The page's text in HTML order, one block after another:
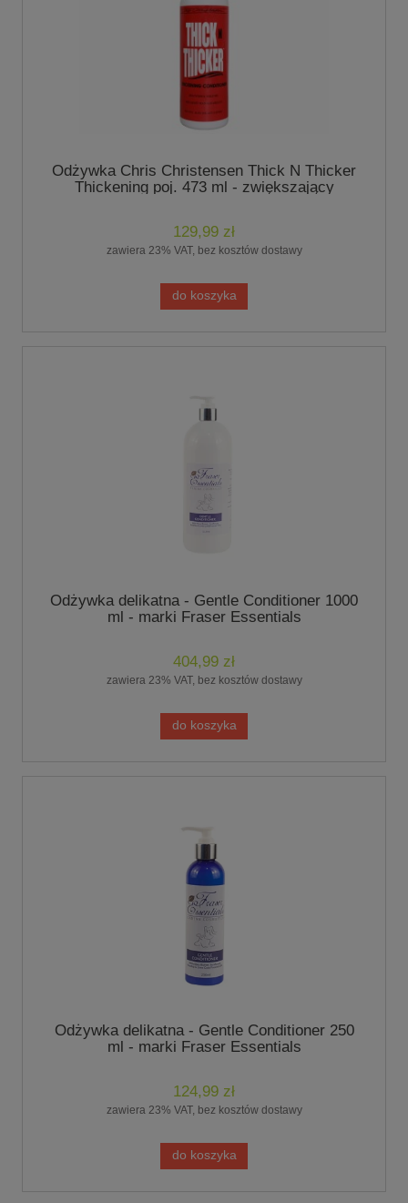
Odżywka Chris Christensen Thick N Thicker
Thickening poj. 473 ml - zwiększający
129,99 zł
zawiera 23% VAT, bez kosztów dostawy
do koszyka
Odżywka delikatna - Gentle Conditioner 1000
ml - marki Fraser Essentials
404,99 zł
zawiera 23% VAT, bez kosztów dostawy
do koszyka
Odżywka delikatna - Gentle Conditioner 250
ml - marki Fraser Essentials
124,99 zł
zawiera 23% VAT, bez kosztów dostawy
do koszyka